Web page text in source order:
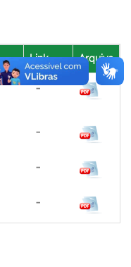
Link Arquivo